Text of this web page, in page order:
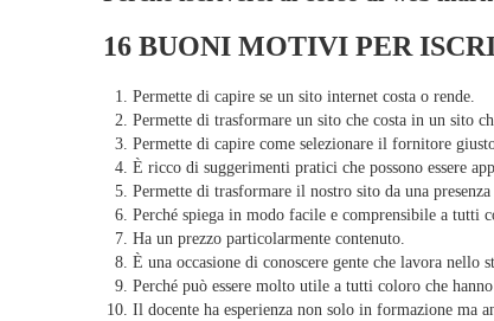
16 BUONI MOTIVI PER
Permette di capire se un sito internet costa o rende.
Permette di trasformare un sito che costa in un sito
Permette di capire come selezionare il fornitore
È ricco di suggerimenti pratici che possono essere
Permette di trasformare il nostro sito da una
Perché spiega in modo facile e comprensibile a
Ha un prezzo particolarmente contenuto.
È una occasione di conoscere gente che lavora nello
Perché può essere molto utile a tutti coloro che
Il docente ha esperienza non solo in formazione ma